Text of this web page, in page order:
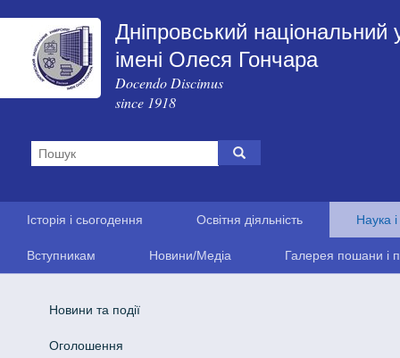
Дніпровський національний
імені Олеся Гончара
Docendo Discimus
since 1918
Історія і сьогодення Освітня діяльність Наука
Вступникам Новини/Медіа Галерея пошани і
Новини та події
Оголошення